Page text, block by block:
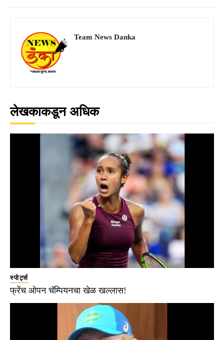
Team News Danka
लेखकाकडून अधिक
स्पोर्ट्स
फ्रेंच ओपन चॅम्पियनचा खेळ खल्लास!